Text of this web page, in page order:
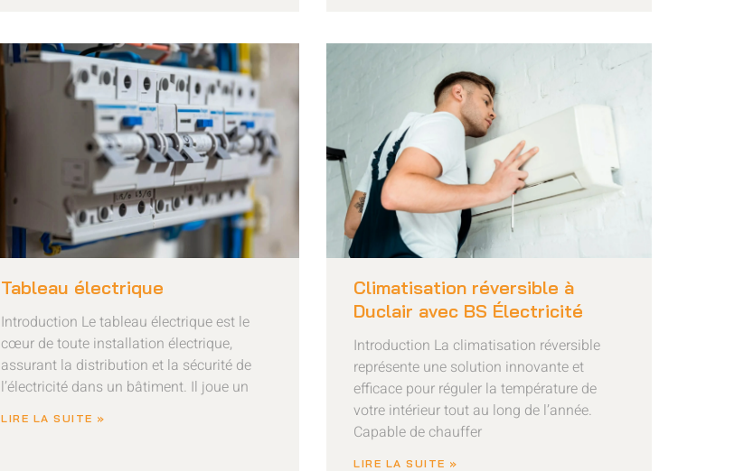
Tableau électrique
Introduction Le tableau électrique est le
cœur de toute installation électrique,
assurant la distribution et la sécurité de
l’électricité dans un bâtiment. Il joue un
LIRE LA SUITE »
Climatisation réversible à
Duclair avec BS Électricité
Introduction La climatisation réversible
représente une solution innovante et
efficace pour réguler la température de
votre intérieur tout au long de l’année.
Capable de chauffer
LIRE LA SUITE »